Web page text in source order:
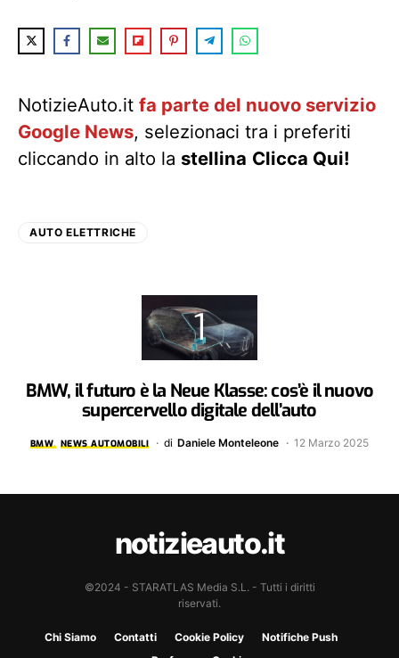
NotizieAuto.it fa parte del nuovo servizio
Google News, selezionaci tra i preferiti
cliccando in alto la stellina Clicca Qui!
AUTO ELETTRICHE
BMW, il futuro è la Neue Klasse: cos’è il nuovo
supercervello digitale dell’auto
BMW NEWS AUTOMOBILI di Daniele Monteleone 12 Marzo 2025
notizieauto.it
©2024 - STARATLAS Media S.L. - Tutti i diritti
riservati.
Chi Siamo Contatti Cookie Policy
Notifiche Push